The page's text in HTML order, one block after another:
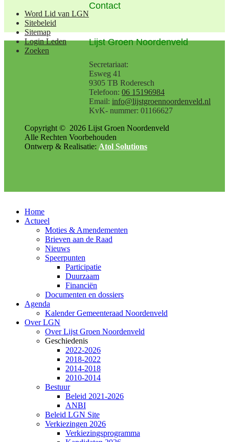
Word Lid van LGN
Sitebeleid
Sitemap
Login Leden
Zoeken
Contact
Lijst Groen Noordenveld
Secretariaat:
Esweg 41
9305 TB Roderesch
Telefoon: 06 15196984
Email: info@lijstgroennoordenveld.nl
KvK- nummer: 01166627
Copyright © 2026 Lijst Groen Noordenveld
Alle Rechten Voorbehouden
Ontwerp & Realisatie: Atol Solutions
Home
Actueel
Moties & Amendementen
Brieven aan de Raad
Nieuws
Speerpunten
Participatie
Duurzaam
Financiën
Documenten en dossiers
Agenda
Kalender Gemeenteraad Noordenveld
Over LGN
Over Lijst Groen Noordenveld
Geschiedenis
2022-2026
2018-2022
2014-2018
2010-2014
Bestuur
Beleid 2021-2026
ANBI
Beleid LGN Site
Verkiezingen 2026
Verkiezingsprogramma